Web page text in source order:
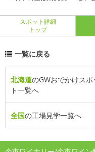
スポット詳細
トップ
一覧に戻る
北海道のGWおでかけスポ
ト一覧へ
全国の工場見学一覧へ